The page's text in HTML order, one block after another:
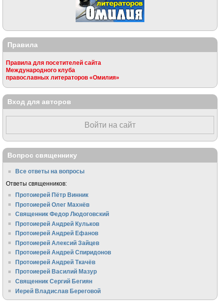
Правила
Правила для посетителей сайта
Международного клуба
православных литераторов «Омилия»
Вход для авторов
Войти на сайт
Вопрос священнику
Все ответы на вопросы
Ответы священников:
Протоиерей Пётр Винник
Протоиерей Олег Махнёв
Священник Федор Людоговский
Протоиерей Андрей Кульков
Протоиерей Андрей Ефанов
Протоиерей Алексий Зайцев
Протоиерей Андрей Спиридонов
Протоиерей Андрей Ткачёв
Протоиерей Василий Мазур
Священник Сергий Бегиян
Иерей Владислав Береговой